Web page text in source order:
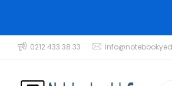
0212 433 38 33